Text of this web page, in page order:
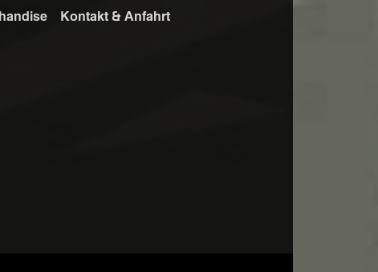
Kontakt & Anfahrt